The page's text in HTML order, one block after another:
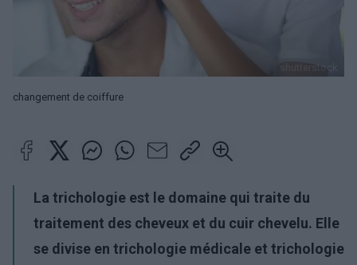
shutterstock
changement de coiffure
La trichologie est le domaine qui traite du
traitement des cheveux et du cuir chevelu. Elle
se divise en trichologie médicale et trichologie